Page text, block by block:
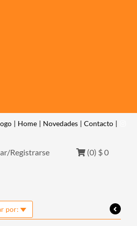
| Home | Novedades | Contacto |
Registrarse (0) $ 0
por: